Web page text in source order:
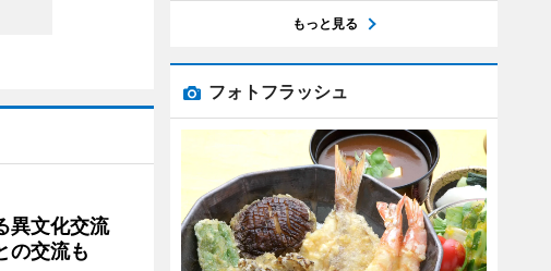
異文化交流
の交流も
もっと見る
フォトフラッシュ